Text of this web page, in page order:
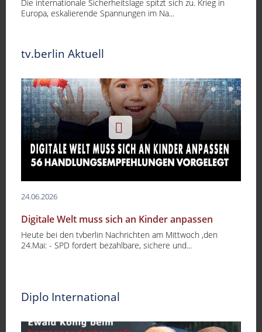
Die internationale Sicherheitslage spitzt sich zu. Krieg in
Europa, eskalierende Spannungen im Na...
tv.berlin Aktuell
24.06.2026
Digitale Welt muss sich an Kinder anpassen
Heute bei den tvberlin Nachrichten am Mittwoch ,den
24.Mai: - SPD fordert bezahlbare, sichere und...
Diplo International